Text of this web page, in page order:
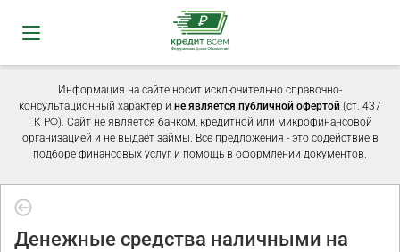
Информация на сайте носит исключительно справочно-
консультационный характер и не является публичной офертой (ст. 437
ГК РФ). Сайт не является банком, кредитной или микрофинансовой
организацией и не выдаёт займы. Все предложения - это содействие в
подборе финансовых услуг и помощь в оформлении документов.
Денежные средства наличными на